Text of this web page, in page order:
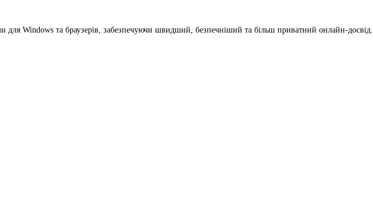
для Windows та браузерів, забезпечуючи швидший, безпечніший та більш приватний онлайн-досвід.